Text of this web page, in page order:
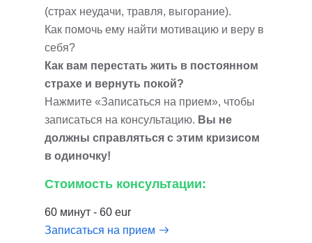
(страх неудачи, травля, выгорание).
Как помочь ему найти мотивацию и веру в
себя?
Как вам перестать жить в постоянном
страхе и вернуть покой?
Нажмите «Записаться на прием», чтобы
записаться на консультацию. Вы не
должны справляться с этим кризисом
в одиночку!
Стоимость консультации:
60 минут - 60 eur
Записаться на прием